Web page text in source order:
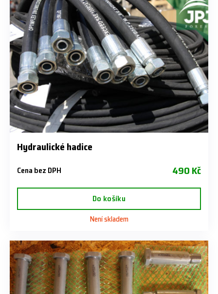
Hydraulické hadice
Cena bez DPH 490 Kč
Do košíku
Není skladem